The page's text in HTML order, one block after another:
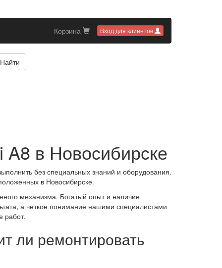
Вход для клиентов
Корзина
Найти
в Новосибирске
без специальных знаний и оборудования.
в Новосибирске.
механизма. Богатый опыт и наличие
а четкое понимание нашими специалистами
работ.
ли ремонтировать